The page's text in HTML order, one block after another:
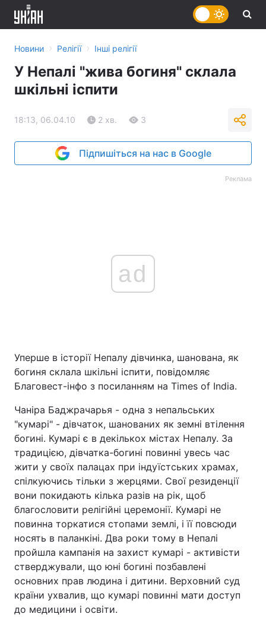
Головна Війна
Україна
Новини › Релігії › Інші релігії
У Непалі "жива богиня" склала
шкільні іспити
18:13, 06.04.10 2 хв. 3
Підпишіться на нас в Google
Реклама
ad
Уперше в історії Непалу дівчинка, шанована, як
богиня склала шкільні іспити, повідомляє
Благовест-інфо з посиланням на Times of India.
Чаніра Баджрачарья - одна з непальських
"кумарі" - дівчаток, шанованих як земні втілення
богині. Кумарі є в декількох містах Непалу. За
традицією, дівчатка-богині повинні увесь час
жити у своїх палацах при індуїстських храмах,
спілкуючись тільки з жерцями. Свої резиденції
вони покидають кілька разів на рік, щоб
благословити релігійні церемонії. Кумарі не
повинна торкатися стопами землі, і її повсюди
носять в паланкіні. Два роки тому в Непалі
пройшла кампанія на захист кумарі - активісти
стверджували, що юні богині позбавлені
основних прав людина і дитини. Верховний суд
країни ухвалив, що кумарі повинні мати доступ
до медицини і освіти.